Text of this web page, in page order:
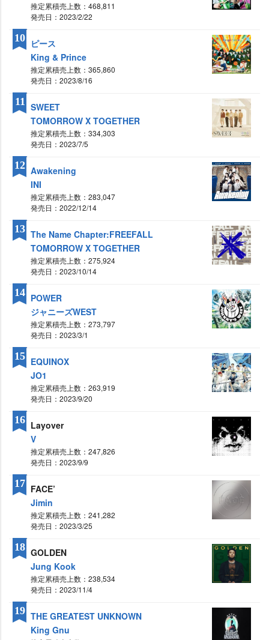
推定累積売上数：468,811
発売日：2023/2/22
ピース
King & Prince
推定累積売上数：365,860
発売日：2023/8/16
10
SWEET
TOMORROW X TOGETHER
推定累積売上数：334,303
発売日：2023/7/5
11
Awakening
INI
推定累積売上数：283,047
発売日：2022/12/14
12
The Name Chapter:FREEFALL
TOMORROW X TOGETHER
推定累積売上数：275,924
発売日：2023/10/14
13
POWER
ジャニーズWEST
推定累積売上数：273,797
発売日：2023/3/1
14
EQUINOX
JO1
推定累積売上数：263,919
発売日：2023/9/20
15
Layover
V
推定累積売上数：247,826
発売日：2023/9/9
16
FACE’
Jimin
推定累積売上数：241,282
発売日：2023/3/25
17
GOLDEN
Jung Kook
推定累積売上数：238,534
発売日：2023/11/4
18
THE GREATEST UNKNOWN
King Gnu
19